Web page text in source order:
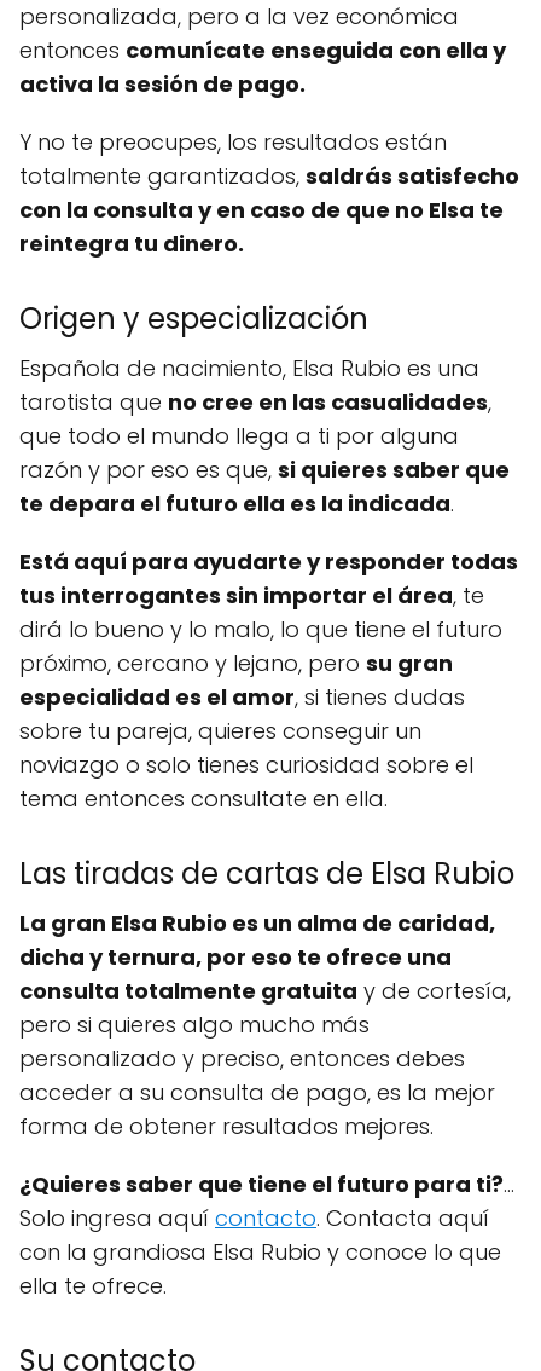
personalizada, pero a la vez económica
entonces comunícate enseguida con ella y
activa la sesión de pago.
Y no te preocupes, los resultados están
totalmente garantizados, saldrás satisfecho
con la consulta y en caso de que no Elsa te
reintegra tu dinero.
Origen y especialización
Española de nacimiento, Elsa Rubio es una
tarotista que no cree en las casualidades,
que todo el mundo llega a ti por alguna
razón y por eso es que, si quieres saber que
te depara el futuro ella es la indicada.
Está aquí para ayudarte y responder todas
tus interrogantes sin importar el área, te
dirá lo bueno y lo malo, lo que tiene el futuro
próximo, cercano y lejano, pero su gran
especialidad es el amor, si tienes dudas
sobre tu pareja, quieres conseguir un
noviazgo o solo tienes curiosidad sobre el
tema entonces consultate en ella.
Las tiradas de cartas de Elsa Rubio
La gran Elsa Rubio es un alma de caridad,
dicha y ternura, por eso te ofrece una
consulta totalmente gratuita y de cortesía,
pero si quieres algo mucho más
personalizado y preciso, entonces debes
acceder a su consulta de pago, es la mejor
forma de obtener resultados mejores.
¿Quieres saber que tiene el futuro para ti?...
Solo ingresa aquí contacto. Contacta aquí
con la grandiosa Elsa Rubio y conoce lo que
ella te ofrece.
Su contacto